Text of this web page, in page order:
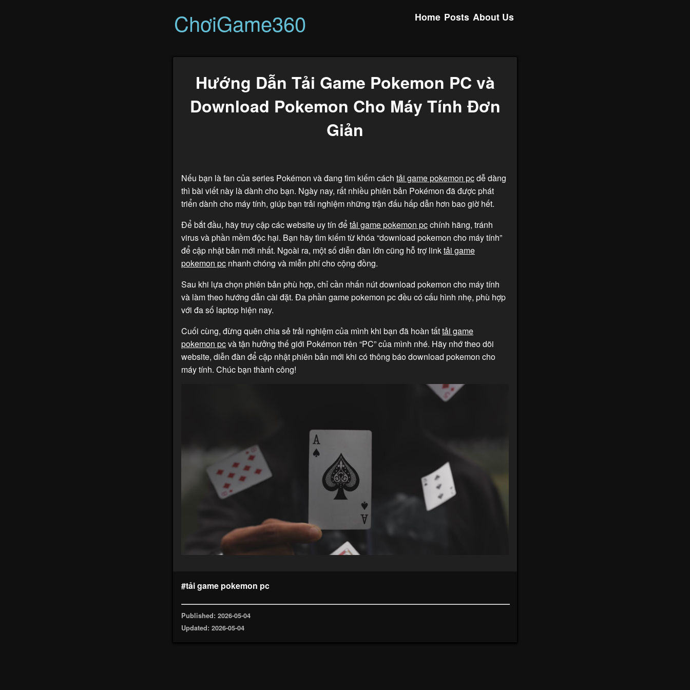
ChơiGame360 Home Posts About Us
Hướng Dẫn Tải Game Pokemon PC và
Download Pokemon Cho Máy Tính Đơn
Giản
Nếu bạn là fan của series Pokémon và đang tìm kiếm cách tải game pokemon pcdễ dàng
thì bài viết này là dành cho bạn. Ngày nay, rất nhiều phiên bản Pokémon đã được phát
triển dành cho máy tính, giúp bạn trải nghiệm những trận đấu hấp dẫn hơn bao giờ hết.
Để bắt đầu, hãy truy cập các website uy tín đểtải game pokemon pcchính hãng, tránh
virus và phần mềm độc hại. Bạn hãy tìm kiếm từ khóa “download pokemon cho máy tính”
để cập nhật bản mới nhất. Ngoài ra, một số diễn đàn lớn cũng hỗ trợ linktải game
pokemon pc nhanh chóng và miễn phí cho cộng đồng.
Sau khi lựa chọn phiên bản phù hợp, chỉ cần nhấn nút download pokemon cho máy tính
và làm theo hướng dẫn cài đặt. Đa phần game pokemon pc đều có cấu hình nhẹ, phù hợp
với đa số laptop hiện nay.
Cuối cùng, đừng quên chia sẻ trải nghiệm của mình khi bạn đã hoàn tấttải game
pokemon pcvà tận hưởng thế giới Pokémon trên “PC” của mình nhé. Hãy nhớ theo dõi
website, diễn đàn để cập nhật phiên bản mới khi có thông báo download pokemon cho
máy tính. Chúc bạn thành công!
#tải game pokemon pc
Published: 2026-05-04
Updated: 2026-05-04